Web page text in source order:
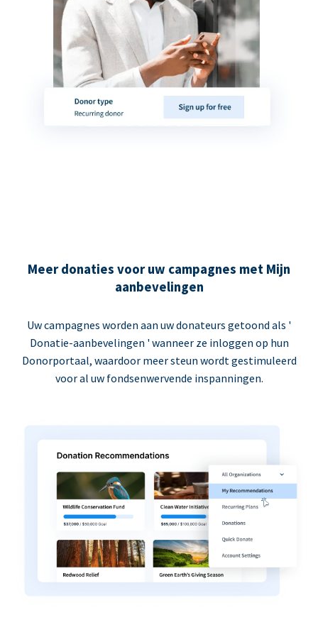
Meer donaties voor uw campagnes met Mijn
aanbevelingen
Uw campagnes worden aan uw donateurs getoond als '
Donatie-aanbevelingen ' wanneer ze inloggen op hun
Donorportaal, waardoor meer steun wordt gestimuleerd
voor al uw fondsenwervende inspanningen.